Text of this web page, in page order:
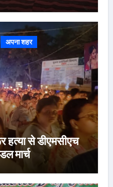
अपना शहर
हत्या से डीएमसीएच
मार्च